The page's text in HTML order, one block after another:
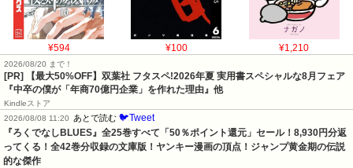
¥594 ¥100 ¥1,210
2026/08/20 まで！
[PR]
【最大50%OFF】双葉社 フタスペ!2026年夏 実用書スペシャルな8月フェア
『中卒の僕が「年商70億円企業」を作れた理由』他
Kindleストア
2026/08/08 11:20
あとで読む 🐦Tweet
『ろくでなしBLUES』全25巻すべて「50％ポイント還元」セール！8,930円分返
ってくる！全42巻分収録の文庫版！ヤンキー漫画の頂点！ジャンプ黄金期の伝説
的な傑作